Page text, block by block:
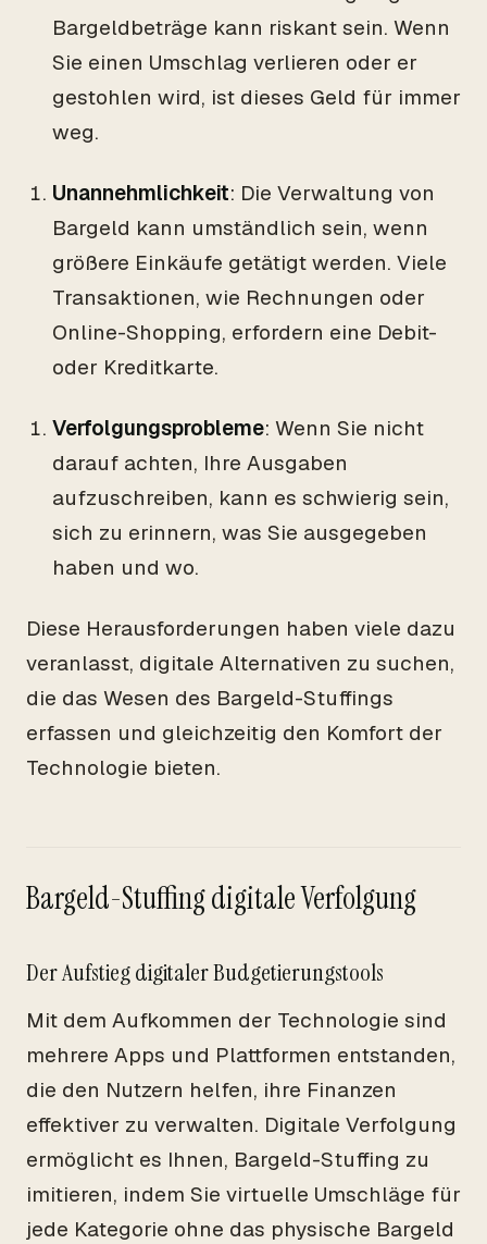
Bargeldbeträge kann riskant sein. Wenn
Sie einen Umschlag verlieren oder er
gestohlen wird, ist dieses Geld für immer
weg.
Unannehmlichkeit: Die Verwaltung von
Bargeld kann umständlich sein, wenn
größere Einkäufe getätigt werden. Viele
Transaktionen, wie Rechnungen oder
Online-Shopping, erfordern eine Debit-
oder Kreditkarte.
Verfolgungsprobleme: Wenn Sie nicht
darauf achten, Ihre Ausgaben
aufzuschreiben, kann es schwierig sein,
sich zu erinnern, was Sie ausgegeben
haben und wo.
Diese Herausforderungen haben viele dazu
veranlasst, digitale Alternativen zu suchen,
die das Wesen des Bargeld-Stuffings
erfassen und gleichzeitig den Komfort der
Technologie bieten.
Bargeld-Stuffing digitale Verfolgung
Der Aufstieg digitaler Budgetierungstools
Mit dem Aufkommen der Technologie sind
mehrere Apps und Plattformen entstanden,
die den Nutzern helfen, ihre Finanzen
effektiver zu verwalten. Digitale Verfolgung
ermöglicht es Ihnen, Bargeld-Stuffing zu
imitieren, indem Sie virtuelle Umschläge für
jede Kategorie ohne das physische Bargeld